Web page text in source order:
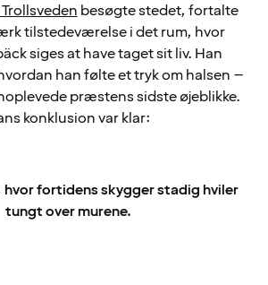
besøgte stedet, fortalte
tilstedeværelse i det rum, hvor
siges at have taget sit liv. Han
han følte et tryk om halsen –
præstens sidste øjeblikke.
konklusion var klar:
hvor fortidens skygger stadig hviler
tungt over murene.